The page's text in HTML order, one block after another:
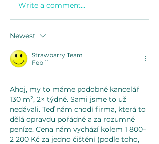
Write a comment...
Newest
Strawbarry Team
Feb 11
Ahoj, my to máme podobně kancelář
130 m², 2× týdně. Sami jsme to už
nedávali. Teď nám chodí firma, která to
dělá opravdu pořádně a za rozumné
peníze. Cena nám vychází kolem 1 800–
2 200 Kč za jedno čištění (podle toho,